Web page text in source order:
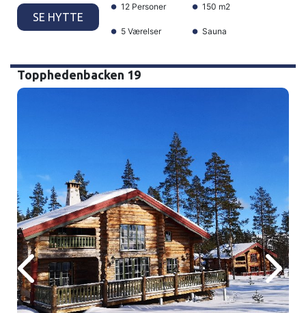
SE HYTTE
12 Personer 150 m2
5 Værelser Sauna
Topphedenbacken 19